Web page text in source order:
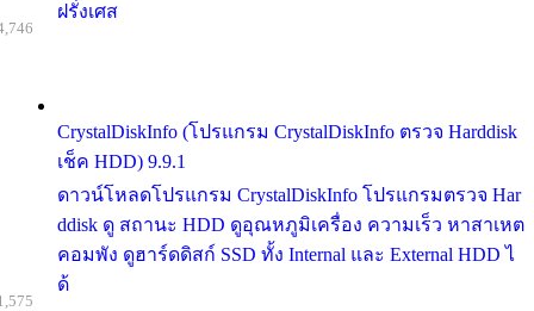
ฝรั่งเศส
CrystalDiskInfo (โปรแกรม CrystalDiskInfo ตรวจ Harddisk
เช็ค HDD) 9.9.1
ดาวน์โหลดโปรแกรม CrystalDiskInfo โปรแกรมตรวจ Har
ddisk ดู สถานะ HDD ดูอุณหภูมิเครื่อง ความเร็ว หาสาเหต
คอมพัง ดูฮาร์ดดิสก์ SSD ทั้ง Internal และ External HDD ไ
ด้